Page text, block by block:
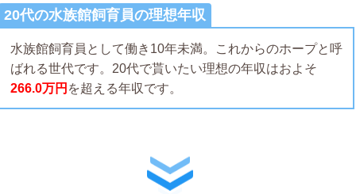
20代の水族館飼育員の理想年収
水族館飼育員として働き10年未満。これからのホープと呼
ばれる世代です。20代で貰いたい理想の年収はおよそ
266.0万円 を超える年収です。